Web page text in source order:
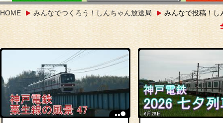
HOME みんなでつくろう！しんちゃん放送局 みんなで投稿！し